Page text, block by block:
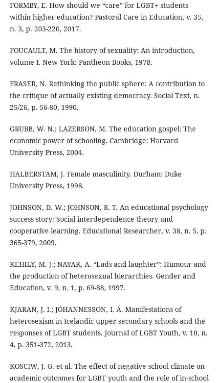
FORMBY, E. How should we “care” for LGBT+ students
within higher education? Pastoral Care in Education, v. 35,
n. 3, p. 203-220, 2017.
FOUCAULT, M. The history of sexuality: An introduction,
volume I. New York: Pantheon Books, 1978.
FRASER, N. Rethinking the public sphere: A contribution to
the critique of actually existing democracy. Social Text, n.
25/26, p. 56-80, 1990.
GRUBB, W. N.; LAZERSON, M. The education gospel: The
economic power of schooling. Cambridge: Harvard
University Press, 2004.
HALBERSTAM, J. Female masculinity. Durham: Duke
University Press, 1998.
JOHNSON, D. W.; JOHNSON, R. T. An educational psychology
success story: Social interdependence theory and
cooperative learning. Educational Researcher, v. 38, n. 5, p.
365-379, 2009.
KEHILY, M. J.; NAYAK, A. “Lads and laughter”: Humour and
the production of heterosexual hierarchies. Gender and
Education, v. 9, n. 1, p. 69-88, 1997.
KJARAN, J. I.; JÓHANNESSON, I. Á. Manifestations of
heterosexism in Icelandic upper secondary schools and the
responses of LGBT students. Journal of LGBT Youth, v. 10, n.
4, p. 351-372, 2013.
KOSCIW, J. G. et al. The effect of negative school climate on
academic outcomes for LGBT youth and the role of in-school